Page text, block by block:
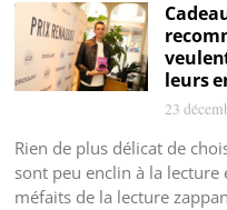
leurs
23
Rien de plus délicat de
sont peu enclin à la
méfaits de la lecture